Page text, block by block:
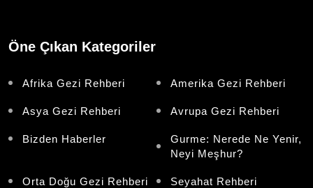
Öne Çıkan Kategoriler
Afrika Gezi Rehberi Amerika Gezi Rehberi
Asya Gezi Rehberi Avrupa Gezi Rehberi
Bizden Haberler
Gurme: Nerede Ne Yenir,
Neyi Meşhur?
Orta Doğu Gezi Rehberi Seyahat Rehberi